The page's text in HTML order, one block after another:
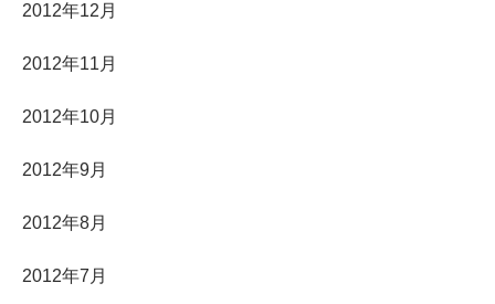
2012年12月
2012年11月
2012年10月
2012年9月
2012年8月
2012年7月